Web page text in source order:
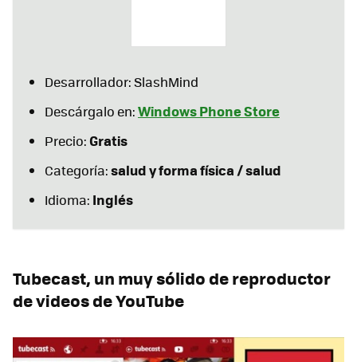
Desarrollador: SlashMind
Descárgalo en:Windows Phone Store
Precio:Gratis
Categoría:salud y forma física / salud
Idioma: Inglés
Tubecast, un muy sólido de reproductor
de videos de YouTube